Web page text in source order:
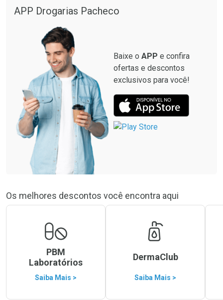
APP Drogarias Pacheco
Baixe o APP e confira
ofertas e descontos
exclusivos para você!
Os melhores descontos você encontra aqui
PBM
Laboratórios
Saiba Mais >
DermaClub
Saiba Mais >